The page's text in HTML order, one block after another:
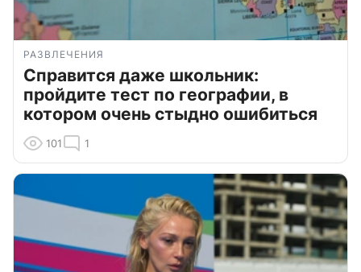
РАЗВЛЕЧЕНИЯ
Справится даже школьник:
пройдите тест по географии, в
котором очень стыдно ошибиться
101 1